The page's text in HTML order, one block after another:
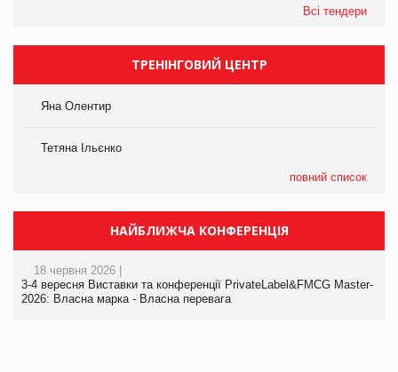
Всі тендери
ТРЕНІНГОВИЙ ЦЕНТР
Яна Олентир
Тетяна Ільєнко
повний список
НАЙБЛИЖЧА КОНФЕРЕНЦІЯ
18 червня 2026 |
3-4 вересня Виставки та конференції PrivateLabel&FMCG Master-
2026: Власна марка - Власна перевага